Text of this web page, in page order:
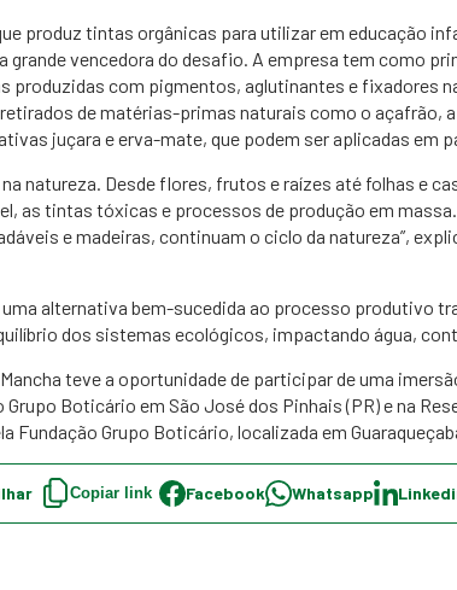
produz tintas orgânicas para utilizar em educação
grande vencedora do desafio. A empresa tem como
produzidas com pigmentos, aglutinantes e fixadores
de matérias-primas naturais como o açafrão, a
juçara e erva-mate, que podem ser aplicadas em
natureza. Desde flores, frutos e raízes até folhas e
as tintas tóxicas e processos de produção em
e madeiras, continuam o ciclo da natureza”,
alternativa bem-sucedida ao processo produtivo
dos sistemas ecológicos, impactando água,
teve a oportunidade de participar de uma
Boticário em São José dos Pinhais (PR) e na
Fundação Grupo Boticário, localizada em
Copiar link Facebook Whatsapp